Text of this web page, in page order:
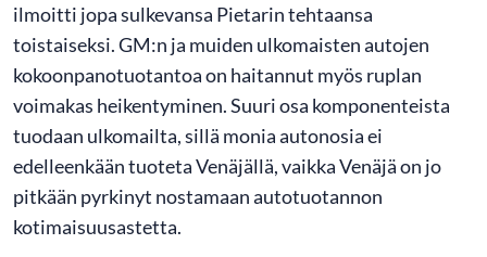
ilmoitti jopa sulkevansa Pietarin tehtaansa
toistaiseksi. GM:n ja muiden ulkomaisten autojen
kokoonpanotuotantoa on haitannut myös ruplan
voimakas heikentyminen. Suuri osa komponenteista
tuodaan ulkomailta, sillä monia autonosia ei
edelleenkään tuoteta Venäjällä, vaikka Venäjä on jo
pitkään pyrkinyt nostamaan autotuotannon
kotimaisuusastetta.